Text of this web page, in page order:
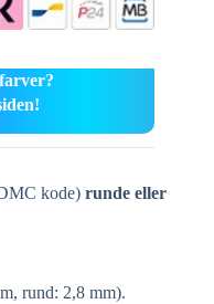
kode) runde eller
rund: 2,8 mm).